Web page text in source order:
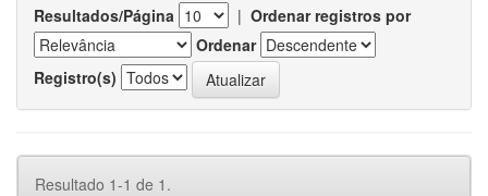
Resultados/Página | Ordenar registros por
Ordenar
Registro(s)
Resultado 1-1 de 1.